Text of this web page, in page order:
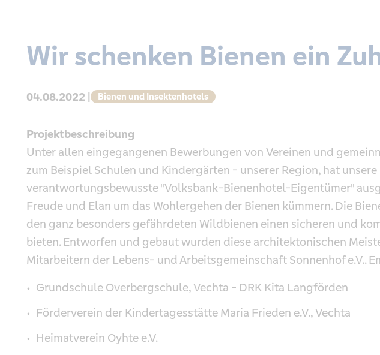
Wir schenken Bienen ein
04.08.2022 | Bienen und Insektenhotels
Projektbeschreibung
Unter allen eingegangenen Bewerbungen von Vereinen und
zum Beispiel Schulen und Kindergärten - unserer Region, hat
verantwortungsbewusste "Volksbank-Bienenhotel-Eigentümer"
Freude und Elan um das Wohlergehen der Bienen kümmern. Die
den ganz besonders gefährdeten Wildbienen einen sicheren und
bieten. Entworfen und gebaut wurden diese architektonischen
Mitarbeitern der Lebens- und Arbeitsgemeinschaft Sonnenhof e.V..
Grundschule Overbergschule, Vechta - DRK Kita Langförden
Förderverein der Kindertagesstätte Maria Frieden e.V., Vechta
Heimatverein Oyhte e.V.